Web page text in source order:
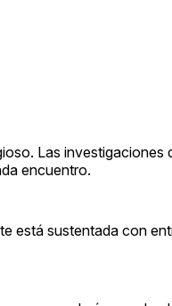
Las
encuentro.
está sustentada con